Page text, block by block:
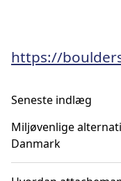
https://
Seneste indlæg
Miljøvenlige
Danmark